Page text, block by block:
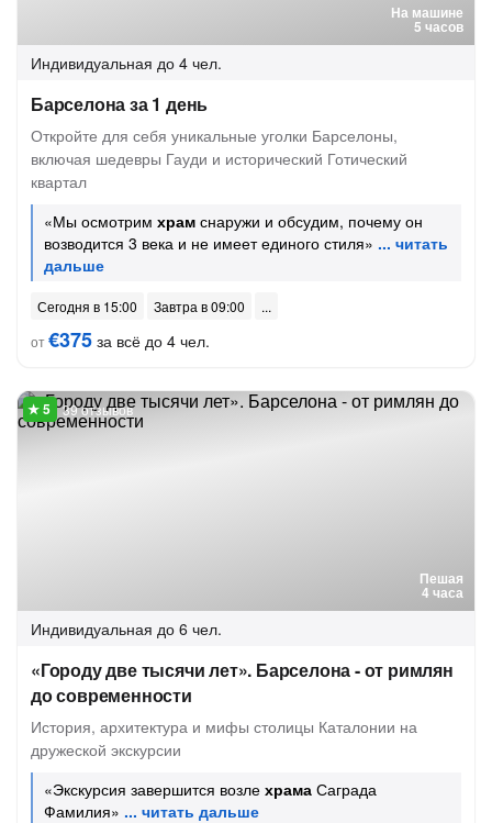
На машине
5 часов
Индивидуальная до 4 чел.
Барселона за 1 день
Откройте для себя уникальные уголки Барселоны,
включая шедевры Гауди и исторический Готический
квартал
«Мы осмотрим храм снаружи и обсудим, почему он
возводится 3 века и не имеет единого стиля»
Сегодня в 15:00
Завтра в 09:00
от€375 за всё до 4 чел.
Пешая
4 часа
39 отзывов
Индивидуальная до 6 чел.
«Городу две тысячи лет». Барселона - от римлян
до современности
История, архитектура и мифы столицы Каталонии на
дружеской экскурсии
«Экскурсия завершится возле храма Саграда
Фамилия»